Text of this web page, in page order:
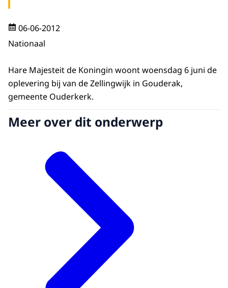
06-06-2012
Nationaal
Hare Majesteit de Koningin woont woensdag 6 juni de
oplevering bij van de Zellingwijk in Gouderak,
gemeente Ouderkerk.
Meer over dit onderwerp